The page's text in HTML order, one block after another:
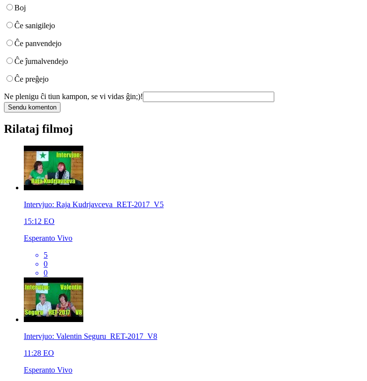
Boj
Ĉe sanigilejo
Ĉe panvendejo
Ĉe ĵurnalvendejo
Ĉe preĝejo
Ne plenigu ĉi tiun kampon, se vi vidas ĝin;)!
Rilataj filmoj
Intervjuo: Raja Kudrjavceva_RET-2017_V5
15:12 EO
Esperanto Vivo
5
0
0
Intervjuo: Valentin Seguru_RET-2017_V8
11:28 EO
Esperanto Vivo